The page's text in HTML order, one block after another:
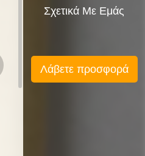
Σχετικά Με Εμάς
Λάβετε προσφορά